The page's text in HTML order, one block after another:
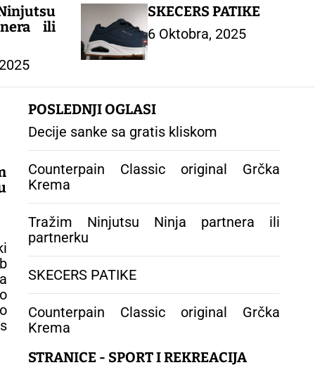
ili
SKECERS PATIKE
6 Oktobra, 2025
POSLEDNJI OGLASI
Decije sanke sa gratis kliskom
Counterpain Classic original Grčka
Krema
Tražim Ninjutsu Ninja partnera ili
partnerku
SKECERS PATIKE
Counterpain Classic original Grčka
Krema
STRANICE - SPORT I REKREACIJA